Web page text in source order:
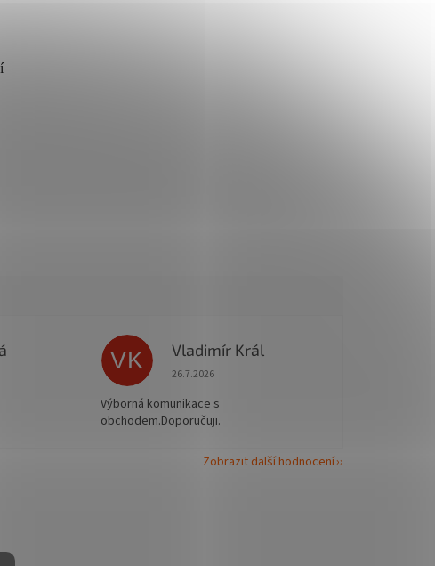
je 5 z 5 hvězdiček.VK Vladimír Král
Hodnocení obchodu je 5 z 5 hvězdiček.
26.7.2026
Výborná komunikace s
obchodem.Doporučuji.
Zobrazit další hodnocení